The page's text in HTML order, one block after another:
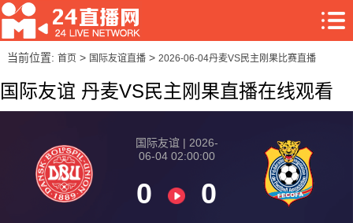
当前位置: 首页> 国际友谊直播> 2026-06-04丹麦VS民主刚果比赛直播
国际友谊 丹麦VS民主刚果直播在线观看
国际友谊 | 2026-
06-04 02:00:00
0 0